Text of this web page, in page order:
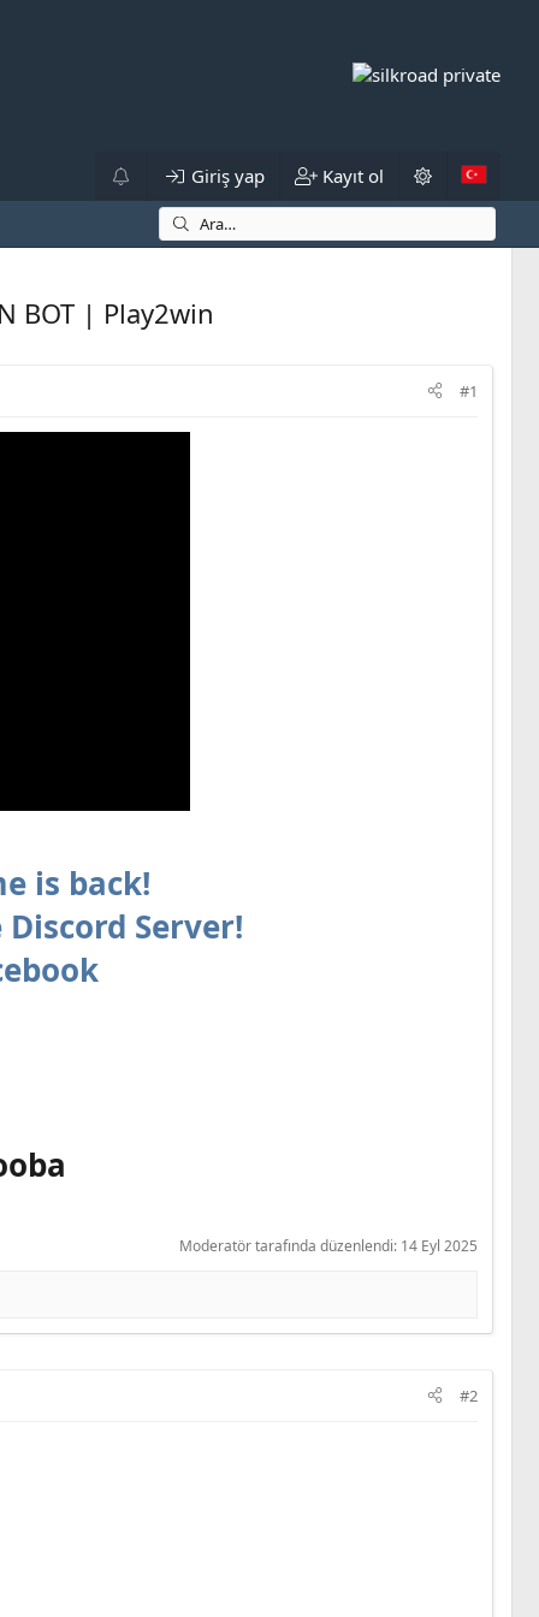
Giriş yap Kayıt ol
BOT | Play2win
#1
is back!
Server!
Moderatör tarafında düzenlendi: 14 Eyl 2025
#2